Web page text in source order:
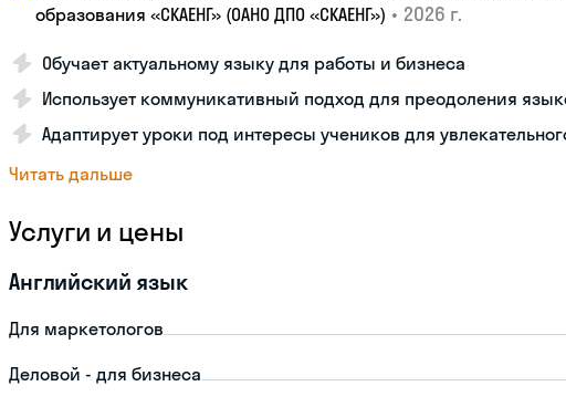
образования «СКАЕНГ» (ОАНО ДПО «СКАЕНГ») • 2026 г.
Обучает актуальному языку для работы и бизнеса
Использует коммуникативный подход для преодоления
Адаптирует уроки под интересы учеников для
Читать дальше
Услуги и цены
Английский язык
Для маркетологов
Деловой - для бизнеса